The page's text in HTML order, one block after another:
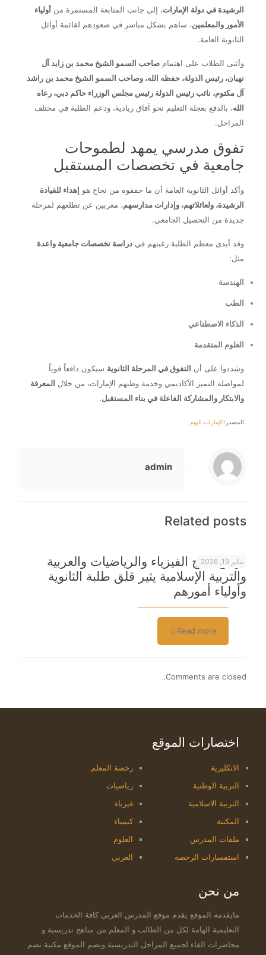
الرشيدة في دولة الإمارات، إلى جانب المتابعة المستمرة من أولياء
الأمور والمعلمين، ساهم بشكل مباشر في صعودهم لقائمة أوائل
الثانوية العامة.
وأثنى الطلاب على اهتمام صاحب السمو الشيخ محمد بن زايد آل
نهيان، رئيس الدولة، حفظه الله، وصاحب السمو الشيخ محمد بن راشد
آل مكتوم، نائب رئيس الدولة رئيس مجلس الوزراء حاكم دبي، رعاه
الله، بالدفع بعجلة التعليم نحو آفاق ريادية، ودعم الطلبة في مختلف
المراحل.
تفوق مدرسي يمهد لطموحات
جامعية في تخصصات المستقبل
وأكد أوائل الثانوية العامة أن ما حققوه من نجاح هو إهداء للقيادة
الرشيدة، ولعائلاتهم، وإدارات مدارسهم، معربين عن تطلعهم لمرحلة
جديدة من التحصيل الجامعي.
وقد أبدى معظم الطلبة رغبتهم في دراسة تخصصات جامعية واعدة
مثل:
الهندسة
الطب
الذكاء الاصطناعي
العلوم المتقدمة
وشددوا على أن التفوق في المرحلة الثانوية سيكون دافعاً قوياً
لمواصلة التميز الأكاديمي وخدمة وطنهم الإمارات، من خلال المعرفة
والابتكار والمشاركة الفاعلة في بناء المستقبل.
المصدر:الإمارات اليوم
admin
Related posts
يناير 19, 2026
تراجع نتائج الفيزياء والرياضيات والعربية
والتربية الإسلامية يثير قلق طلبة الثانوية
وأولياء أمورهم
Read more
Comments are closed.
اختصارات الموقع
رخصة المعلم
رياضيات
فيزياء
كيمياء
العلوم
العربي
الانكليزية
التربية الوطنية
التربية الاسلامية
المكتبة
ملفات المدرس
استفسارات الرخصة
من نحن
مايقدمه الموقع يقدم موقع المدرس العربي كافة الخدمات
التعليمية الهامة لكل من الطالب و المعلم من مناهج تدريسية و
محاضرات القاء لجميع المراحل التدريسية ويضم الموقع مكتبة تضم